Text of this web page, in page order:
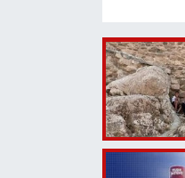
Seri İlan
Sinema - TV
SİYASET